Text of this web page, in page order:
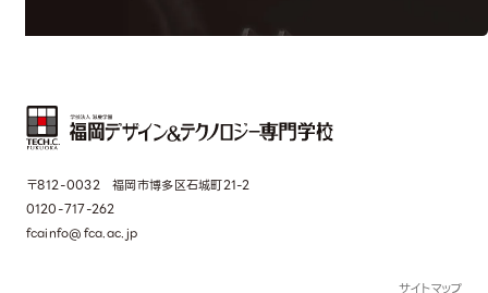
〒812-0032 福岡市博多区石城町21-2
0120-717-262
fcainfo@fca.ac.jp
サイトマップ